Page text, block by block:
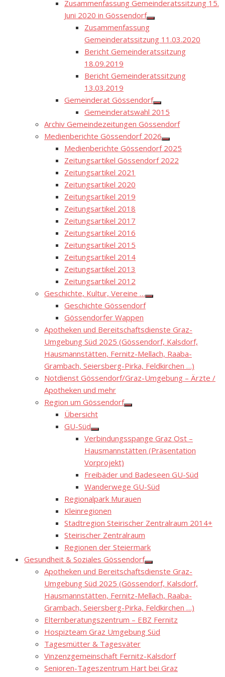
Zusammenfassung Gemeinderatssitzung 15.
Juni 2020 in Gössendorf
Show
menu
Zusammenfassung
Gemeinderatssitzung 11.03.2020
Bericht Gemeinderatssitzung
18.09.2019
Bericht Gemeinderatssitzung
13.03.2019
Gemeinderat Gössendorf
Show
sub
menu
Gemeinderatswahl 2015
Archiv Gemeindezeitungen Gössendorf
Medienberichte Gössendorf 2026
Show
sub
menu
Medienberichte Gössendorf 2025
Zeitungsartikel Gössendorf 2022
Zeitungsartikel 2021
Zeitungsartikel 2020
Zeitungsartikel 2019
Zeitungsartikel 2018
Zeitungsartikel 2017
Zeitungsartikel 2016
Zeitungsartikel 2015
Zeitungsartikel 2014
Zeitungsartikel 2013
Zeitungsartikel 2012
Geschichte, Kultur, Vereine …
Show
Geschichte Gössendorf
Gössendorfer Wappen
Apotheken und Bereitschaftsdienste Graz-
Umgebung Süd 2025 (Gössendorf, Kalsdorf,
Hausmannstätten, Fernitz-Mellach, Raaba-
Grambach, Seiersberg-Pirka, Feldkirchen …)
Notdienst Gössendorf/Graz-Umgebung – Ärzte /
Apotheken und mehr
Region um Gössendorf
Show
Übersicht
GU-Süd
Show
sub
menu
Verbindungsspange Graz Ost –
Hausmannstätten (Präsentation
Vorprojekt)
Freibäder und Badeseen GU-Süd
Wanderwege GU-Süd
Regionalpark Murauen
Kleinregionen
Stadtregion Steirischer Zentralraum 2014+
Steirischer Zentralraum
Regionen der Steiermark
Gesundheit & Soziales Gössendorf
Show
sub
menu
Apotheken und Bereitschaftsdienste Graz-
Umgebung Süd 2025 (Gössendorf, Kalsdorf,
Hausmannstätten, Fernitz-Mellach, Raaba-
Grambach, Seiersberg-Pirka, Feldkirchen …)
Elternberatungszentrum – EBZ Fernitz
Hospizteam Graz Umgebung Süd
Tagesmütter & Tagesväter
Vinzenzgemeinschaft Fernitz-Kalsdorf
Senioren-Tageszentrum Hart bei Graz